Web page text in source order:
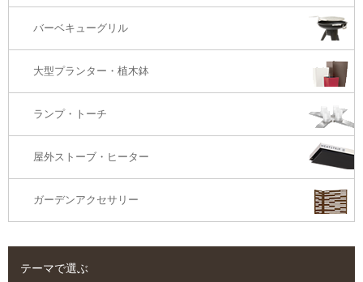
バーベキューグリル
大型プランター・植木鉢
ランプ・トーチ
屋外ストーブ・ヒーター
ガーデンアクセサリー
テーマで選ぶ